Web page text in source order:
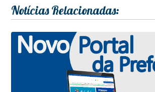
Notícias Relacionadas: